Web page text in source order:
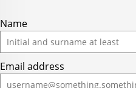
Name
Email address